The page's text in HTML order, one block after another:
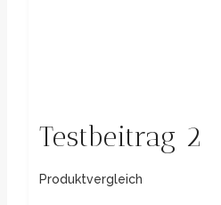
Testbeitrag 2
Produktvergleich